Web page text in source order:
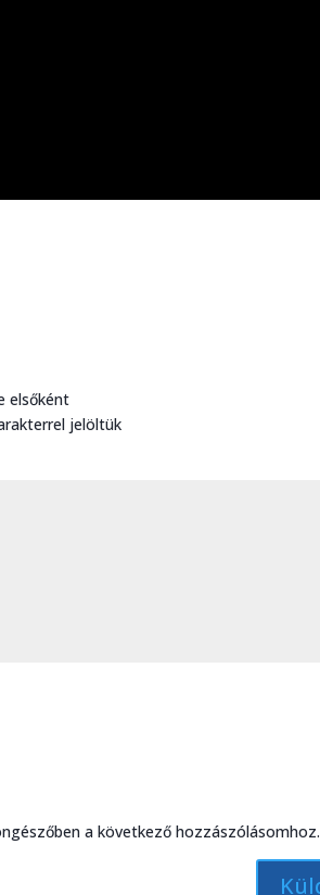
elsőként
jelöltük
a következő hozzászólásomhoz.